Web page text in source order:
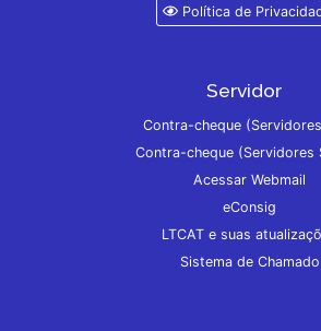
Política de
Servidor
Contra-cheque
Contra-cheque (Servidores
Acessar Webmail
eConsig
LTCAT e suas
Sistema de Chamado